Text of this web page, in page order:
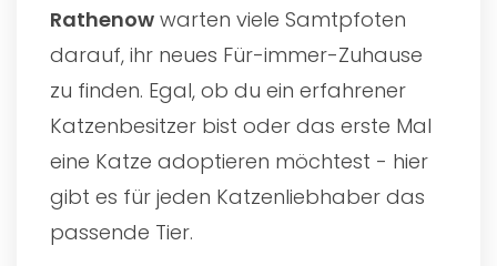
Rathenow warten viele Samtpfoten
darauf, ihr neues Für-immer-Zuhause
zu finden. Egal, ob du ein erfahrener
Katzenbesitzer bist oder das erste Mal
eine Katze adoptieren möchtest - hier
gibt es für jeden Katzenliebhaber das
passende Tier.